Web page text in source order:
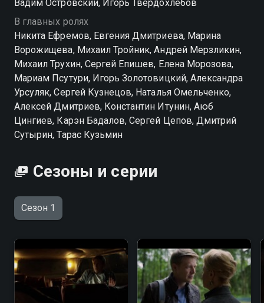
Посмотреть онлайн 1 сезон сериала Библиотекарь
вы можете совершенно бесплатно в хорошем HD
качестве на hophop.tv
Вадим Островский, Игорь Твердохлебов
В главных ролях
Никита Ефремов, Евгения Дмитриева, Марина
Ворожищева, Михаил Тройник, Андрей Мерзликин,
Михаил Трухин, Сергей Епишев, Елена Морозова,
Мариам Псутури, Игорь Золотовицкий, Александра
Урсуляк, Сергей Кузнецов, Наталья Омельченко,
Алексей Дмитриев, Константин Итунин, Аюб
Цингиев, Карэн Бадалов, Сергей Цепов, Дмитрий
Сутырин, Тарас Кузьмин
Сезоны и серии
Сезон 1